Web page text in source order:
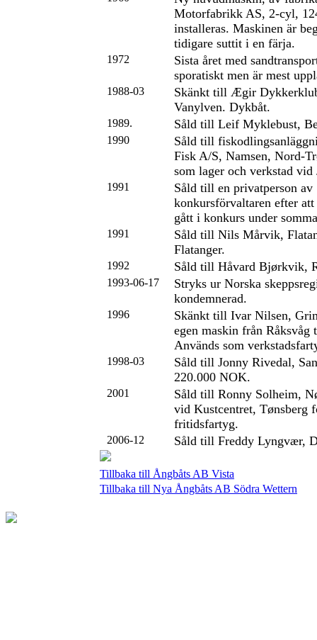
Motorfabrikk AS, 2-cyl,
installeras. Maskinen är
tidigare suttit i en färja.
1972
Sista året med
sporatiskt men är mest
1988-03
Skänkt till Ægir
Vanylven. Dykbåt.
1989. Såld till Leif Myklebust,
1990
Såld till
Fisk A/S, Namsen, Nord-
som lager och verkstad vid
1991
Såld till en privatperson av
konkursförvaltaren efter
gått i konkurs under
1991
Såld till Nils Mårvik,
Flatanger.
1992 Såld till Håvard Bjørkvik,
1993-06-17
Stryks ur Norska
kondemnerad.
1996
Skänkt till Ivar Nilsen,
egen maskin från
Används som
1998-03
Såld till Jonny Rivedal,
220.000 NOK.
2001
Såld till Ronny Solheim,
vid Kustcentret, Tønsberg
fritidsfartyg.
2006-12 Såld till Freddy Lyngvær,
Tillbaka till Ångbåts AB Vista
Tillbaka till Nya Ångbåts AB Södra Wettern